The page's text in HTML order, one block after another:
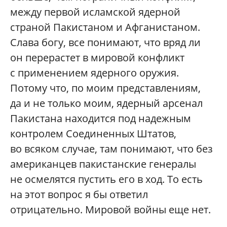
между первой исламской ядерной
страной Пакистаном и Афганистаном.
Слава богу, все понимают, что вряд ли
он перерастет в мировой конфликт
с применением ядерного оружия.
Потому что, по моим представлениям,
да и не только моим, ядерный арсенал
Пакистана находится под надежным
контролем Соединенных Штатов,
во всяком случае, там понимают, что без
американцев пакистанские генералы
не осмелятся пустить его в ход. То есть
на этот вопрос я бы ответил
отрицательно. Мировой войны еще нет.